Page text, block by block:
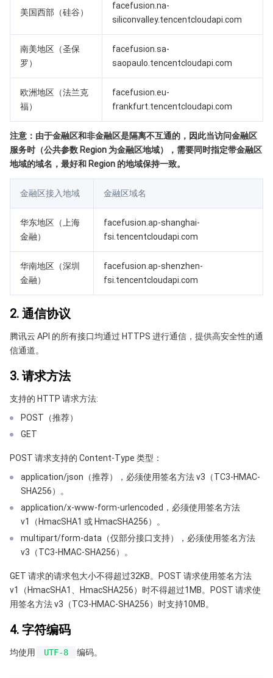
大模型服务平台 TokenHub
消息队列 MQTT 版
消息队列 CMQ 版
消息队列 CMQ
实时互动-教育版
实时互动-工业能源版
游戏多媒体引擎
媒体包装
媒体传输
云直播
直播录制
媒体处理
媒体处理
应用云渲染
视频终端SDK
直播 SDK
腾讯特效 SDK
教育服务
腾讯健康组学平台
数智医疗影像平台
智能导诊
智能预问诊
云资源管理
API
SDK
智能顾问
标签
云资源自动化 for Terraform
操作审计
集团账号管理
配额中心
资源中心
开发者工具
云市场
云原生构建
腾讯云代码助手
腾讯云代码分析
Low Code
云开发 CloudBase
监控与运维
腾讯云可观测平台
应用性能监控
云拨测
Grafana 可视化服务
API 与工具
云迁移
腾讯云命令行工具
软件产品公告专区
专有云软件
腾讯专有云企业版 TCE
腾讯云数据库
大数据处理套件 TBDS
其他文档
费用中心
认证信息
政策与规范
美国西部（硅谷）
facefusion.na-
siliconvalley.tencentcloudapi.com
南美地区（圣保
罗）
facefusion.sa-
saopaulo.tencentcloudapi.com
欧洲地区（法兰克
福）
facefusion.eu-
frankfurt.tencentcloudapi.com
注意：由于金融区和非金融区是隔离不互通的，因此当访问金融区
服务时（公共参数 Region 为金融区地域），需要同时指定带金融区
地域的域名，最好和 Region 的地域保持一致。
金融区接入地域 金融区域名
华东地区（上海
金融）
facefusion.ap-shanghai-
fsi.tencentcloudapi.com
华南地区（深圳
金融）
facefusion.ap-shenzhen-
fsi.tencentcloudapi.com
2. 通信协议
腾讯云 API 的所有接口均通过 HTTPS 进行通信，提供高安全性的通
信通道。
3. 请求方法
支持的 HTTP 请求方法:
POST（推荐）
GET
POST 请求支持的 Content-Type 类型：
application/json（推荐），必须使用签名方法 v3（TC3-HMAC-
SHA256）。
application/x-www-form-urlencoded，必须使用签名方法
v1（HmacSHA1 或 HmacSHA256）。
multipart/form-data（仅部分接口支持），必须使用签名方法
v3（TC3-HMAC-SHA256）。
GET 请求的请求包大小不得超过32KB。POST 请求使用签名方法
v1（HmacSHA1、HmacSHA256）时不得超过1MB。POST 请求使
用签名方法 v3（TC3-HMAC-SHA256）时支持10MB。
4. 字符编码
均使用 UTF-8 编码。